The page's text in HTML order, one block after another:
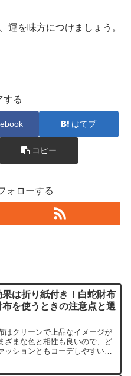
運を味方につけましょう。
する
はてブ
コピー
ォローする
果は折り紙付き！白蛇財布
布を使うときの注意点と選
はクリーンで上品なイメージが
ざまな色と相性も良いので、ど
ッションともコーデしやすいと